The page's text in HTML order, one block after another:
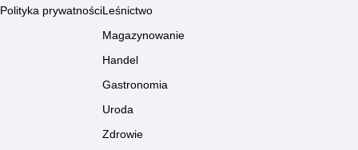
Polityka prywatnościLeśnictwo
Magazynowanie
Handel
Gastronomia
Uroda
Zdrowie